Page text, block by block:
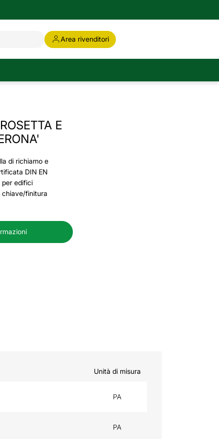
Area rivenditori
E
di richiamo e
DIN EN
edifici
chiave/finitura
Unità di misura
PA
PA